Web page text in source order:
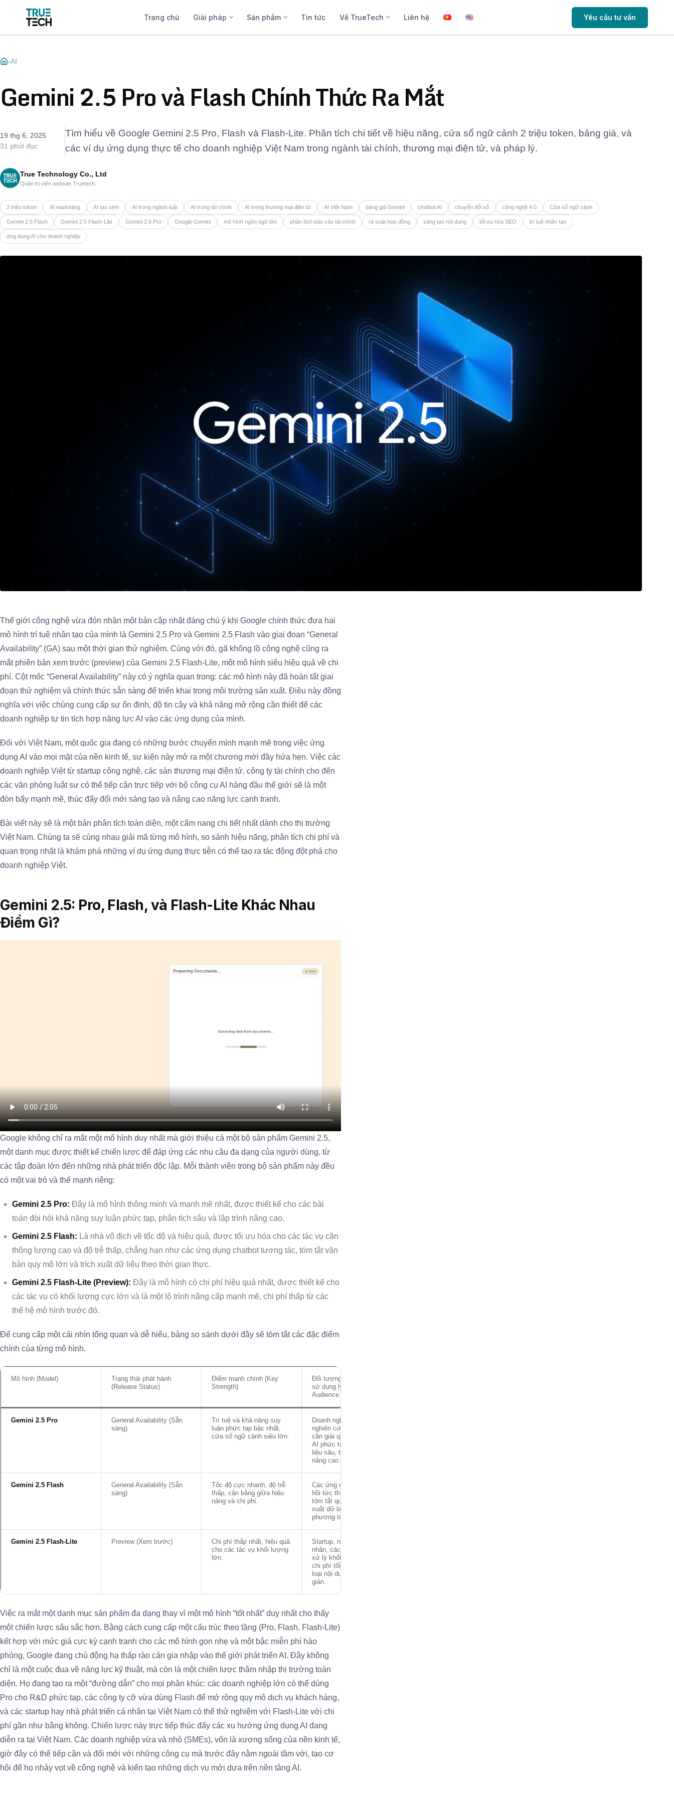
Trang chủ Giải pháp Sản phẩm Tin tức Về TrueTech Liên hệ Yêu cầu tư vấn
›AI
Gemini 2.5 Pro và Flash Chính Thức Ra Mắt
19 thg 6, 2025
31 phút đọc
Tìm hiểu về Google Gemini 2.5 Pro, Flash và Flash-Lite. Phân tích chi tiết về hiệu năng, cửa sổ ngữ cảnh 2 triệu token, bảng giá, và
các ví dụ ứng dụng thực tế cho doanh nghiệp Việt Nam trong ngành tài chính, thương mại điện tử, và pháp lý.
True Technology Co., Ltd
Quản trị viên website Truetech.
2 triệu token AI marketing AI tạo sinh AI trong ngành luật AI trong tài chính AI trong thương mại điện tử AI Việt Nam bảng giá Gemini chatbot AI chuyển đổi số công nghệ 4.0 Cửa sổ ngữ cảnh
Gemini 2.5 Flash Gemini 2.5 Flash-Lite Gemini 2.5 Pro Google Gemini mô hình ngôn ngữ lớn phân tích báo cáo tài chính rà soát hợp đồng sáng tạo nội dung tối ưu hóa SEO trí tuệ nhân tạo
ứng dụng AI cho doanh nghiệp
Thế giới công nghệ vừa đón nhận một bản cập nhật đáng chú ý khi Google chính thức đưa hai
mô hình trí tuệ nhân tạo của mình là Gemini 2.5 Pro và Gemini 2.5 Flash vào giai đoạn “General
Availability” (GA) sau một thời gian thử nghiệm. Cùng với đó, gã khổng lồ công nghệ cũng ra
mắt phiên bản xem trước (preview) của Gemini 2.5 Flash-Lite, một mô hình siêu hiệu quả về chi
phí. Cột mốc “General Availability” này có ý nghĩa quan trọng: các mô hình này đã hoàn tất giai
đoạn thử nghiệm và chính thức sẵn sàng để triển khai trong môi trường sản xuất. Điều này đồng
nghĩa với việc chúng cung cấp sự ổn định, độ tin cậy và khả năng mở rộng cần thiết để các
doanh nghiệp tự tin tích hợp năng lực AI vào các ứng dụng của mình.
Đối với Việt Nam, một quốc gia đang có những bước chuyển mình mạnh mẽ trong việc ứng
dụng AI vào mọi mặt của nền kinh tế, sự kiện này mở ra một chương mới đầy hứa hẹn. Việc các
doanh nghiệp Việt từ startup công nghệ, các sàn thương mại điện tử, công ty tài chính cho đến
các văn phòng luật sư có thể tiếp cận trực tiếp với bộ công cụ AI hàng đầu thế giới sẽ là một
đòn bẩy mạnh mẽ, thúc đẩy đổi mới sáng tạo và nâng cao năng lực cạnh tranh.
Bài viết này sẽ là một bản phân tích toàn diện, một cẩm nang chi tiết nhất dành cho thị trường
Việt Nam. Chúng ta sẽ cùng nhau giải mã từng mô hình, so sánh hiệu năng, phân tích chi phí và
quan trọng nhất là khám phá những ví dụ ứng dụng thực tiễn có thể tạo ra tác động đột phá cho
doanh nghiệp Việt.
Gemini 2.5: Pro, Flash, và Flash-Lite Khác Nhau
Điểm Gì?
Google không chỉ ra mắt một mô hình duy nhất mà giới thiệu cả một bộ sản phẩm Gemini 2.5,
một danh mục được thiết kế chiến lược để đáp ứng các nhu cầu đa dạng của người dùng, từ
các tập đoàn lớn đến những nhà phát triển độc lập. Mỗi thành viên trong bộ sản phẩm này đều
có một vai trò và thế mạnh riêng:
Gemini 2.5 Pro: Đây là mô hình thông minh và mạnh mẽ nhất, được thiết kế cho các bài
toán đòi hỏi khả năng suy luận phức tạp, phân tích sâu và lập trình nâng cao.
Gemini 2.5 Flash: Là nhà vô địch về tốc độ và hiệu quả, được tối ưu hóa cho các tác vụ cần
thông lượng cao và độ trễ thấp, chẳng hạn như các ứng dụng chatbot tương tác, tóm tắt văn
bản quy mô lớn và trích xuất dữ liệu theo thời gian thực.
Gemini 2.5 Flash-Lite (Preview): Đây là mô hình có chi phí hiệu quả nhất, được thiết kế cho
các tác vụ có khối lượng cực lớn và là một lộ trình nâng cấp mạnh mẽ, chi phí thấp từ các
thế hệ mô hình trước đó.
Để cung cấp một cái nhìn tổng quan và dễ hiểu, bảng so sánh dưới đây sẽ tóm tắt các đặc điểm
chính của từng mô hình.
Mô hình (Model)
Trạng thái phát hành
(Release Status)
Điểm mạnh chính (Key
Strength)
Đối tượng & Trường hợp
sử dụng lý tưởng (Ideal
Audience & Use Case)
Gemini 2.5 Pro
General Availability (Sẵn
sàng)
Trí tuệ và khả năng suy
luận phức tạp bậc nhất,
cửa sổ ngữ cảnh siêu lớn.
Doanh nghiệp lớn, nhà
nghiên cứu, lập trình viên
cần giải quyết các bài toán
AI phức tạp, phân tích dữ
liệu sâu, tạo mã nguồn
nâng cao.
Gemini 2.5 Flash
General Availability (Sẵn
sàng)
Tốc độ cực nhanh, độ trễ
thấp, cân bằng giữa hiệu
năng và chi phí.
Các ứng dụng cần phản
hồi tức thì như chatbot,
tóm tắt quy mô lớn, trích
xuất dữ liệu, chú thích đa
phương tiện.
Gemini 2.5 Flash-Lite Preview (Xem trước)
Chi phí thấp nhất, hiệu quả
cho các tác vụ khối lượng
lớn.
Startup, nhà phát triển cá
nhân, các ứng dụng cần
xử lý khối lượng lớn với
chi phí tối ưu như phân
loại nội dung, chatbot đơn
giản.
Việc ra mắt một danh mục sản phẩm đa dạng thay vì một mô hình “tốt nhất” duy nhất cho thấy
một chiến lược sâu sắc hơn. Bằng cách cung cấp một cấu trúc theo tầng (Pro, Flash, Flash-Lite)
kết hợp với mức giá cực kỳ cạnh tranh cho các mô hình gọn nhẹ và một bậc miễn phí hào
phóng, Google đang chủ động hạ thấp rào cản gia nhập vào thế giới phát triển AI. Đây không
chỉ là một cuộc đua về năng lực kỹ thuật, mà còn là một chiến lược thâm nhập thị trường toàn
diện. Họ đang tạo ra một “đường dẫn” cho mọi phân khúc: các doanh nghiệp lớn có thể dùng
Pro cho R&D phức tạp, các công ty cỡ vừa dùng Flash để mở rộng quy mô dịch vụ khách hàng,
và các startup hay nhà phát triển cá nhân tại Việt Nam có thể thử nghiệm với Flash-Lite với chi
phí gần như bằng không. Chiến lược này trực tiếp thúc đẩy các xu hướng ứng dụng AI đang
diễn ra tại Việt Nam. Các doanh nghiệp vừa và nhỏ (SMEs), vốn là xương sống của nền kinh tế,
giờ đây có thể tiếp cận và đổi mới với những công cụ mà trước đây nằm ngoài tầm với, tạo cơ
hội để họ nhảy vọt về công nghệ và kiến tạo những dịch vụ mới dựa trên nền tảng AI.